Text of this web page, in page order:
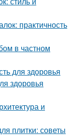
практичность
в частном
для здоровья
здоровья
и
плитки: советы